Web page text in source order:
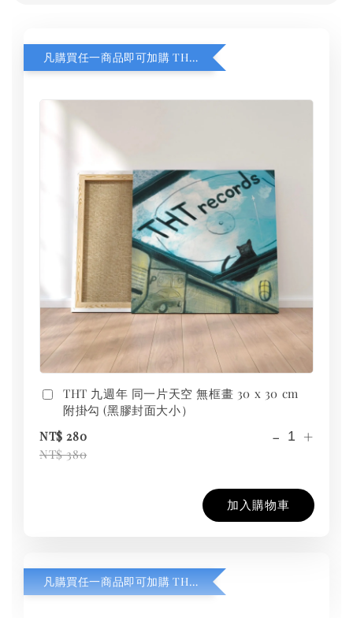
凡購買任一商品即可加購 THT 九週年 同一片天空 無框畫 30 x 30 cm 附掛勾 (黑膠封面大小）
THT 九週年 同一片天空 無框畫 30 x 30 cm
附掛勾 (黑膠封面大小）
NT$ 280
NT$ 380
- +
加入購物車
凡購買任一商品即可加購 THT 九週年紀念 T-shirt